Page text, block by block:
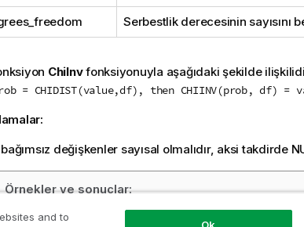
Serbestlik derecesinin sayısını
ChiInvfonksiyonuyla aşağıdaki şekilde
= CHIDIST(value,df), then CHIINV(prob, df) =
değişkenler sayısal olmalıdır, aksi takdirde
Örnekler ve sonuçlar:
and to